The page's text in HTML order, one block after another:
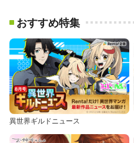
おすすめ特集
異世界ギルドニュース